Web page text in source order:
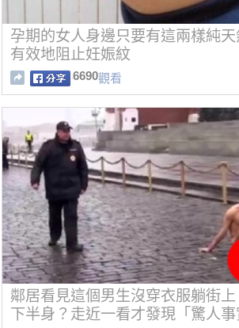
孕期的女人身邊只要有這兩樣純
有效地阻止妊娠紋
6690觀看
鄰居看見這個男生沒穿衣服躺街
下半身？走近一看才發現「驚人事